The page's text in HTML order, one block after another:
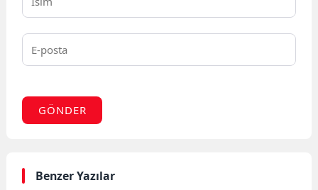
GÖNDER
Benzer Yazılar